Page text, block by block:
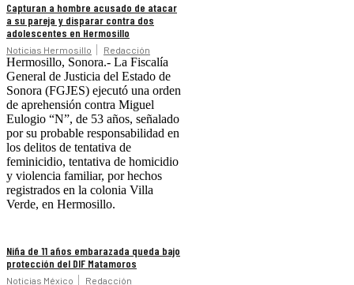
Capturan a hombre acusado de atacar
a su pareja y disparar contra dos
adolescentes en Hermosillo
Noticias Hermosillo Redacción
Hermosillo, Sonora.- La Fiscalía
General de Justicia del Estado de
Sonora (FGJES) ejecutó una orden
de aprehensión contra Miguel
Eulogio “N”, de 53 años, señalado
por su probable responsabilidad en
los delitos de tentativa de
feminicidio, tentativa de homicidio
y violencia familiar, por hechos
registrados en la colonia Villa
Verde, en Hermosillo.
Niña de 11 años embarazada queda bajo
protección del DIF Matamoros
Noticias México Redacción